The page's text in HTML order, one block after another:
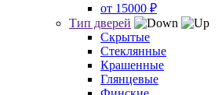
от 15000 ₽
Тип дверей
Скрытые
Стеклянные
Крашенные
Глянцевые